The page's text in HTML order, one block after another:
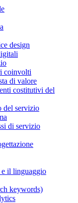
design
coinvolti
di valore
costitutivi del
del servizio
di servizio
e il linguaggio
keywords)